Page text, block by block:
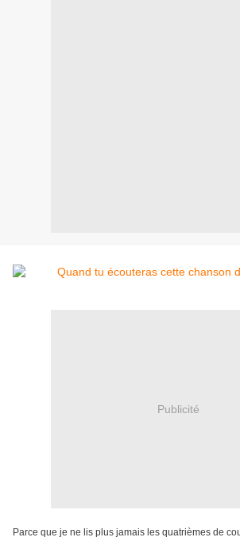
Publicité
Parce que je ne lis plus jamais les quatrièmes de